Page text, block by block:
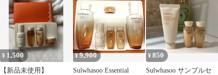
¥ 1,500
【新品未使用】
¥9,900
Sulwhasoo Essential
¥850
Sulwhasoo サンプルセ